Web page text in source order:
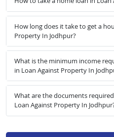
How long does it take to get a
Property In Jodhpur?
What is the minimum income
in Loan Against Property In
What are the documents
Loan Against Property In